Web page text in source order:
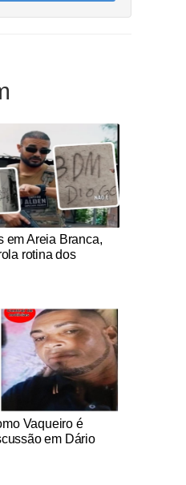
em Areia Branca,
rotina dos
Vaqueiro é
em Dário